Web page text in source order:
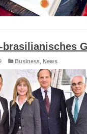
brasilianisches
Business, News